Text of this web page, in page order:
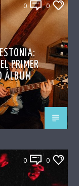
0 0
PRIMER
ÁLBUM
0 0